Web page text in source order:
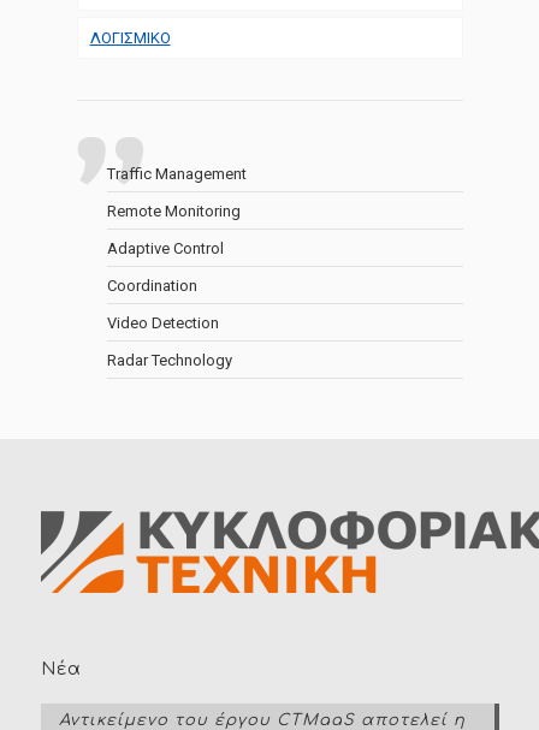
ΛΟΓΙΣΜΙΚΟ
Traffic Management
Remote Monitoring
Adaptive Control
Coordination
Video Detection
Radar Technology
Νέα
Αντικείμενο του έργου CTMaaS αποτελεί η